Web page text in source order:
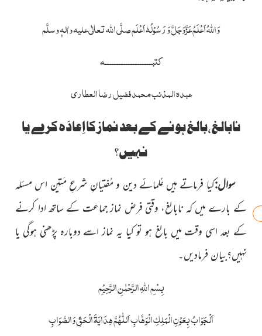
وَاللہُ اَعْلَمُ عَزَّوَجَلَّ وَ رَسُوْلُہٗ اَعْلَم صلَّی اللہ تعالٰی علیہ واٰلہٖ وسلَّم
کتبـــــــــــــــــــــــــــہ
عبدہ المذنب محمد فضیل رضا العطاری
نابالغ،بالغ ہونے کے بعد نماز کا اِعادَہ کرے یا
نہیں؟
سوال:کیا فرماتے ہیں عُلمائے دین و مُفتیانِ شرعِ مَتین اس مسئلہ
کے بارے میں کہ نابالغ، وقتی فرض نماز جماعت کے ساتھ ادا کرنے
کے بعد اسی وقت میں بالغ ہو تو کیا یہ نماز اسے دوبارہ پڑھنی ہوگی یا
نہیں؟بیان فرمادیں۔
بِسْمِ اللّٰہِ الرَّحْمٰنِ الرَّحِیْمِ
اَلْجَوَابُ بِعَوْنِ الْمَلِکِ الْوَھَّابِ اَللّٰھُمَّ ھِدَایَۃَ الْحَقِّ وَالصَّوَابِ